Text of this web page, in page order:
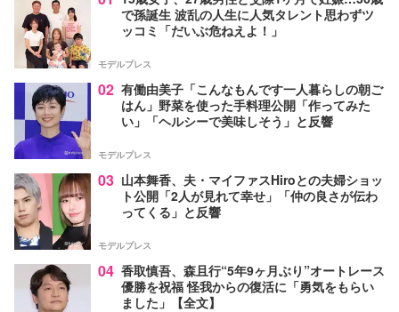
で孫誕生 波乱の人生に人気タレント思わずツ
ッコミ「だいぶ危ねえよ！」
モデルプレス
02 有働由美子「こんなもんです一人暮らしの朝ご
はん」野菜を使った手料理公開「作ってみた
い」「ヘルシーで美味しそう」と反響
モデルプレス
03 山本舞香、夫・マイファスHiroとの夫婦ショッ
ト公開「2人が見れて幸せ」「仲の良さが伝わ
ってくる」と反響
モデルプレス
04 香取慎吾、森且行“5年9ヶ月ぶり”オートレース
優勝を祝福 怪我からの復活に「勇気をもらい
ました」【全文】